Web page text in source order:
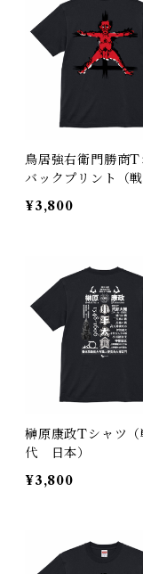
鳥居強右衛門勝商T
バックプリント（
代 日本）
¥3,800
榊原康政Tシャツ（
代 日本）
¥3,800